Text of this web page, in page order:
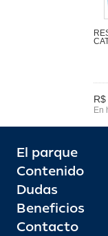
En
El parque
Contenido
Dudas
Beneficios
Contacto